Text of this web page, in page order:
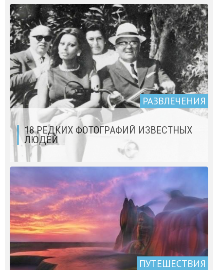
РАЗВЛЕЧЕНИЯ
18 РЕДКИХ ФОТОГРАФИЙ ИЗВЕСТНЫХ
ЛЮДЕЙ
ПУТЕШЕСТВИЯ